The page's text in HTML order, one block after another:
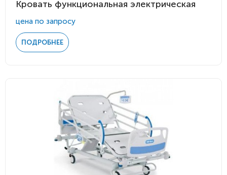
Кровать функциональная электрическая
цена по запросу
ПОДРОБНЕЕ